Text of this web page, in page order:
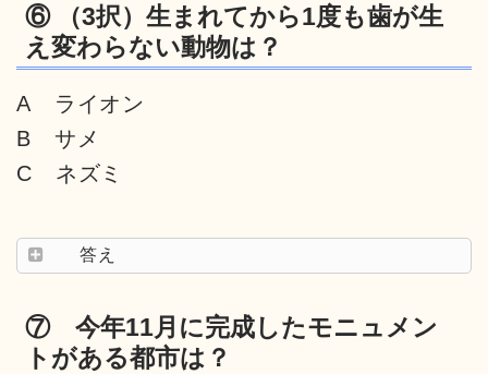
⑥ （3択）生まれてから1度も歯が生
え変わらない動物は？
A ライオン
B サメ
C ネズミ
答え
⑦ 今年11月に完成したモニュメン
トがある都市は？